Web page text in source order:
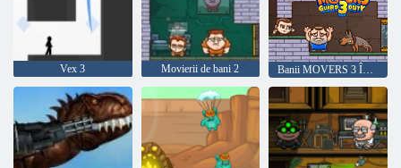
Vex 3 Movierii de bani 2 Banii MOVERS 3 ÎNCĂRCARE